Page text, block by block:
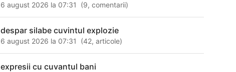
6 august 2026 la 07:31 (9,comentarii)
despar silabe cuvintul explozie
6 august 2026 la 07:31 (42,articole)
expresii cu cuvantul bani